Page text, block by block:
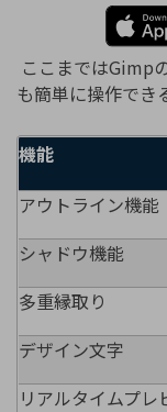
ここまではGimp
も簡単に操作でき
機能
アウトライン機能
シャドウ機能
多重縁取り
デザイン文字
リアルタイムプレ